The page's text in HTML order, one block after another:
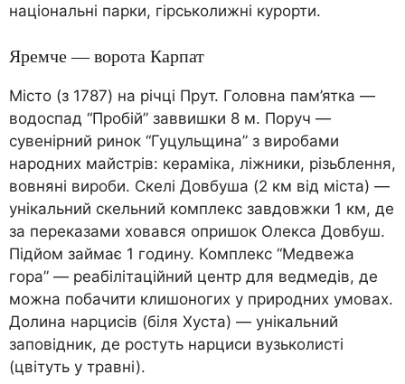
національні парки, гірськолижні курорти.
Яремче — ворота Карпат
Місто (з 1787) на річці Прут. Головна пам’ятка —
водоспад “Пробій” заввишки 8 м. Поруч —
сувенірний ринок “Гуцульщина” з виробами
народних майстрів: кераміка, ліжники, різьблення,
вовняні вироби. Скелі Довбуша (2 км від міста) —
унікальний скельний комплекс завдовжки 1 км, де
за переказами ховався опришок Олекса Довбуш.
Підйом займає 1 годину. Комплекс “Медвежа
гора” — реабілітаційний центр для ведмедів, де
можна побачити клишоногих у природних умовах.
Долина нарцисів (біля Хуста) — унікальний
заповідник, де ростуть нарциси вузьколисті
(цвітуть у травні).